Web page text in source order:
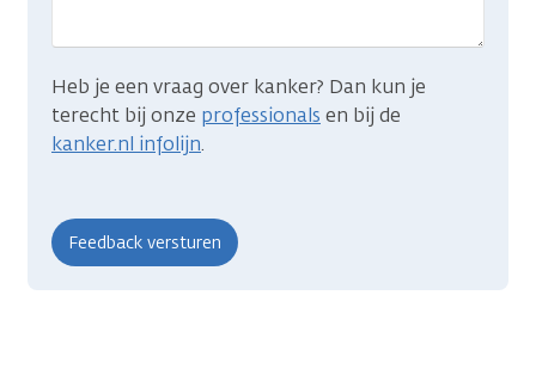
Heb je een vraag over kanker? Dan kun je
terecht bij onze professionals en bij de
kanker.nl infolijn.